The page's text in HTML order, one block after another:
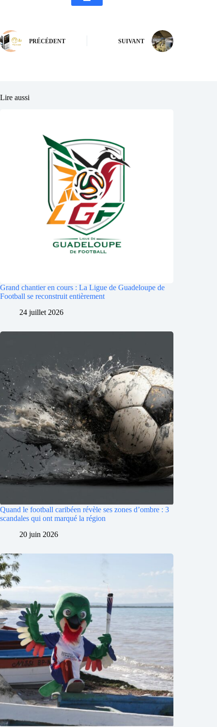
PRÉCÉDENT SUIVANT
Lire aussi
Grand chantier en cours : La Ligue de Guadeloupe de
Football se reconstruit entièrement
24 juillet 2026
Quand le football caribéen révèle ses zones d’ombre : 3
scandales qui ont marqué la région
20 juin 2026